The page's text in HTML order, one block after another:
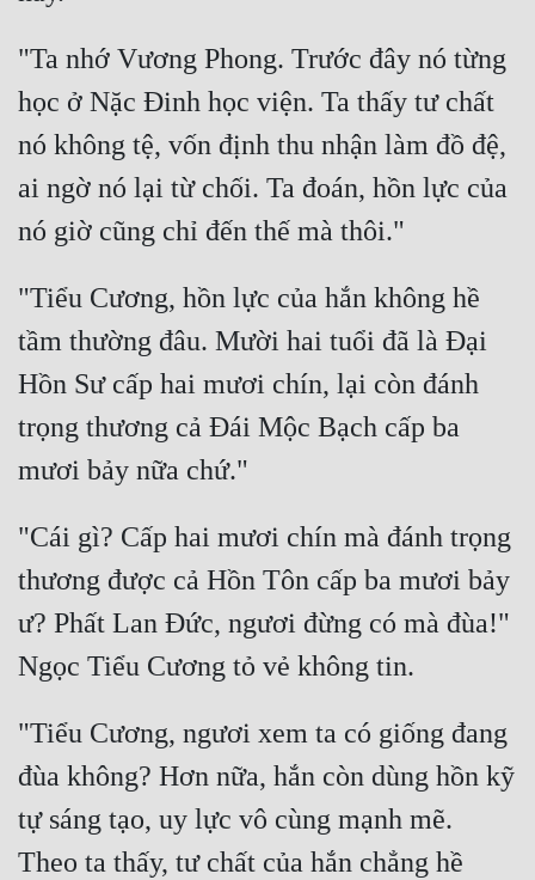
"Ta nhớ Vương Phong. Trước đây nó từng
học ở Nặc Đinh học viện. Ta thấy tư chất
nó không tệ, vốn định thu nhận làm đồ đệ,
ai ngờ nó lại từ chối. Ta đoán, hồn lực của
"Tiểu Cương, hồn lực của hắn không hề
tầm thường đâu. Mười hai tuổi đã là Đại
Hồn Sư cấp hai mươi chín, lại còn đánh
trọng thương cả Đái Mộc Bạch cấp ba
"Cái gì? Cấp hai mươi chín mà đánh trọng
thương được cả Hồn Tôn cấp ba mươi bảy
ư? Phất Lan Đức, ngươi đừng có mà đùa!"
"Tiểu Cương, ngươi xem ta có giống đang
đùa không? Hơn nữa, hắn còn dùng hồn kỹ
tự sáng tạo, uy lực vô cùng mạnh mẽ.
Theo ta thấy, tư chất của hắn chẳng hề